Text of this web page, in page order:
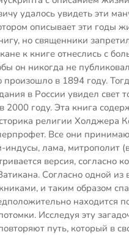
удалось увидеть эти
описывает эти годы
но священники
к книге отнеслись с
он никогда не
произошло в 1894 году.
в России увидел свет
2000 году. Эта книга
религии Холджера
Все они
лама, митрополит
версия, согласно
Согласно одной
и таким образом
находится
Исследуя эту
путь, который в